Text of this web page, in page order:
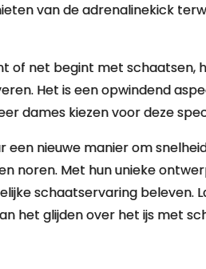
van de adrenalinekick
of net begint met schaatsen,
Het is een opwindend
dames kiezen voor deze
een nieuwe manier om
noren. Met hun unieke
schaatservaring beleven.
het glijden over het ijs met